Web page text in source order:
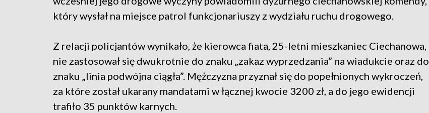
który wysłał na miejsce patrol funkcjonariuszy z wydziału ruchu drogowego.
Z relacji policjantów wynikało, że kierowca fiata, 25-letni mieszkaniec Ciechanowa,
nie zastosował się dwukrotnie do znaku „zakaz wyprzedzania” na wiadukcie oraz do
znaku „linia podwójna ciągła”. Mężczyzna przyznał się do popełnionych wykroczeń,
za które został ukarany mandatami w łącznej kwocie 3200 zł, a do jego ewidencji
trafiło 35 punktów karnych.